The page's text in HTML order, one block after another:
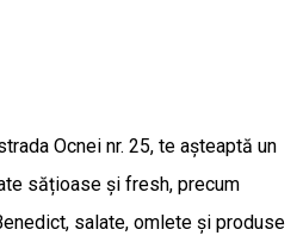
Ocnei nr. 25, te așteaptă un
sățioase și fresh, precum
salate, omlete și produse